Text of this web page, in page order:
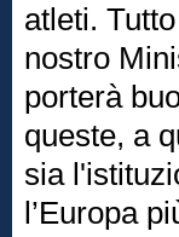
atleti.
nostro
porterà
queste, a
sia
l’Europa